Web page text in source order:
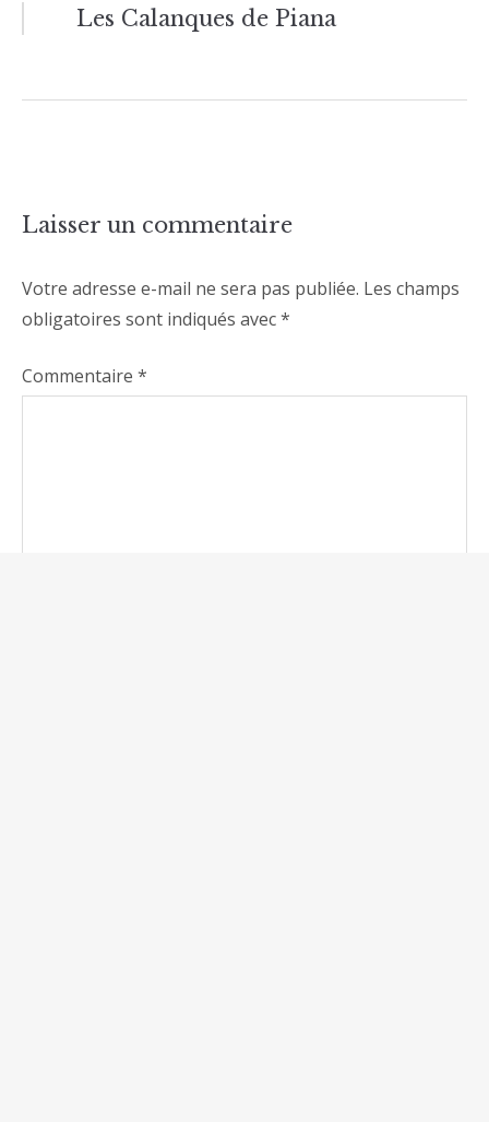
Navigation
Les Calanques de Piana
Laisser un commentaire
Votre adresse e-mail ne sera pas publiée. Les champs
obligatoires sont indiqués avec*
Commentaire *